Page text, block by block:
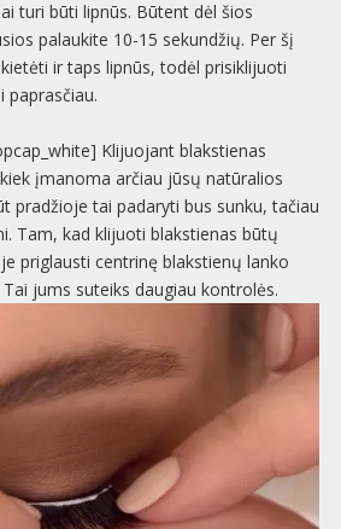
turi būti lipnūs. Būtent dėl šios
palaukite 10-15 sekundžių. Per šį
ir taps lipnūs, todėl prisiklijuoti
paprasčiau.
Klijuojant blakstienas
įmanoma arčiau jūsų natūralios
pradžioje tai padaryti bus sunku, tačiau
Tam, kad klijuoti blakstienas būtų
priglausti centrinę blakstienų lanko
jums suteiks daugiau kontrolės.